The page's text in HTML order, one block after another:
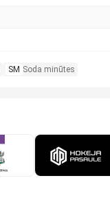
SM Soda minūtes